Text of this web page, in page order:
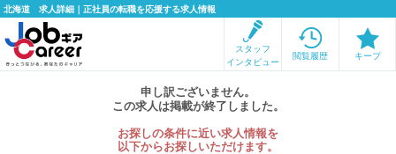
北海道 求人詳細｜正社員の転職を応援する求人情報
スタッフ
インタビュー
閲覧履歴 キープ
申し訳ございません。
この求人は掲載が終了しました。
お探しの条件に近い求人情報を
以下からお探しいただけます。